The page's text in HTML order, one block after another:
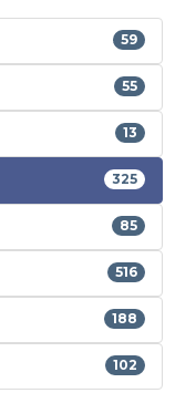
59
55
13
325
85
516
188
102